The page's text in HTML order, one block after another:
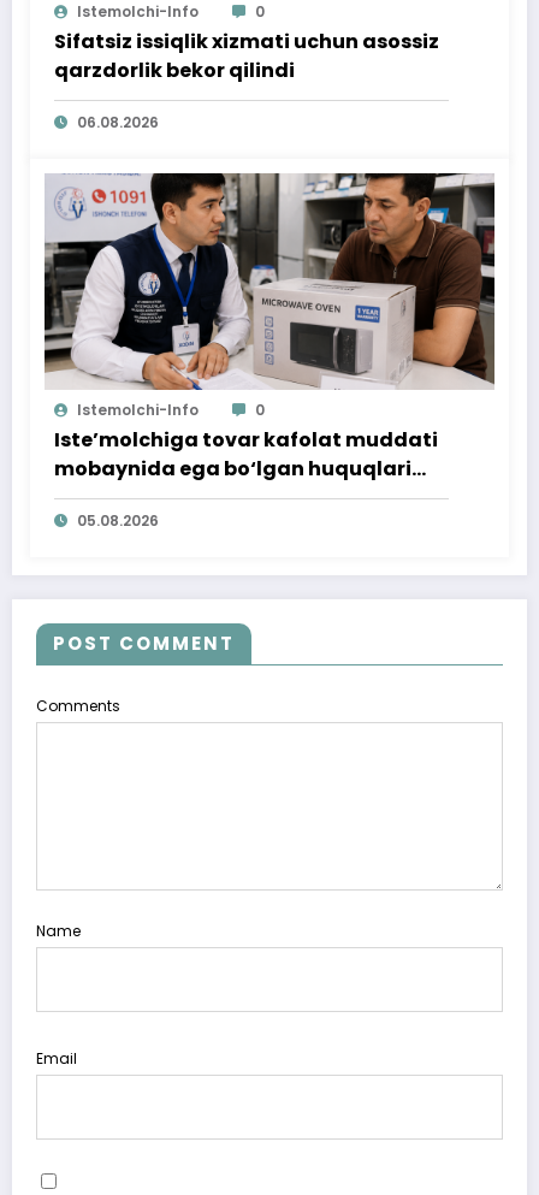
Istemolchi-Info 0
Sifatsiz issiqlik xizmati uchun asossiz
qarzdorlik bekor qilindi
06.08.2026
Istemolchi-Info 0
Iste’molchiga tovar kafolat muddati
mobaynida ega bo‘lgan huquqlari
ta’minlab berildi
05.08.2026
POST COMMENT
Comments
Name
Email